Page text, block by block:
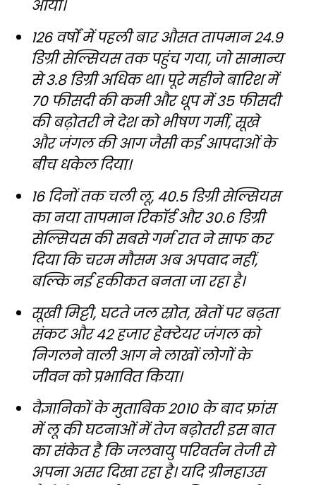
आया।
126 वर्षों में पहली बार औसत तापमान 24.9
डिग्री सेल्सियस तक पहुंच गया, जो सामान्य
से 3.8 डिग्री अधिक था। पूरे महीने बारिश में
70 फीसदी की कमी और धूप में 35 फीसदी
की बढ़ोतरी ने देश को भीषण गर्मी, सूखे
और जंगल की आग जैसी कई आपदाओं के
बीच धकेल दिया।
16 दिनों तक चली लू, 40.5 डिग्री सेल्सियस
का नया तापमान रिकॉर्ड और 30.6 डिग्री
सेल्सियस की सबसे गर्म रात ने साफ कर
दिया कि चरम मौसम अब अपवाद नहीं,
बल्कि नई हकीकत बनता जा रहा है।
सूखी मिट्टी, घटते जल स्रोत, खेतों पर बढ़ता
संकट और 42 हजार हेक्टेयर जंगल को
निगलने वाली आग ने लाखों लोगों के
जीवन को प्रभावित किया।
वैज्ञानिकों के मुताबिक 2010 के बाद फ्रांस
में लू की घटनाओं में तेज बढ़ोतरी इस बात
का संकेत है कि जलवायु परिवर्तन तेजी से
अपना असर दिखा रहा है। यदि ग्रीनहाउस